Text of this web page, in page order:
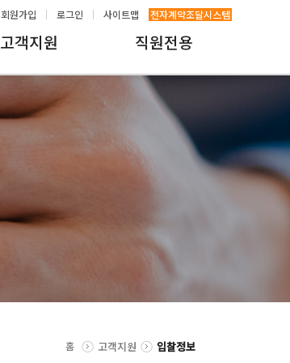
회원가입 로그인 사이트맵 전자계약조달시스템
고객지원 직원전용
홈 고객지원 입찰정보